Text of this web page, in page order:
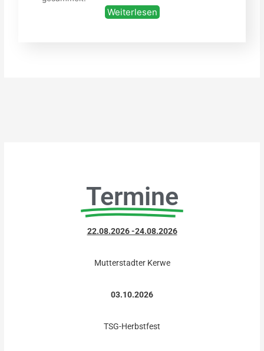
Weiterlesen
Termine
22.08.2026 -24.08.2026
Mutterstadter Kerwe
03.10.2026
TSG-Herbstfest